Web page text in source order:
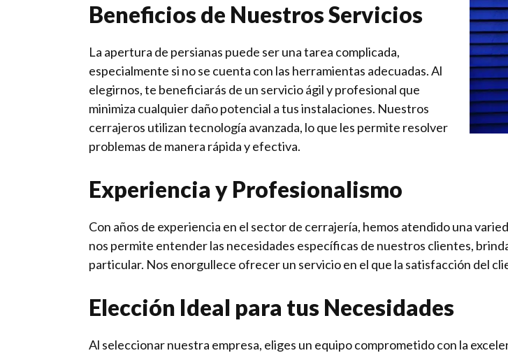
Beneficios de Nuestros Servicios
La apertura de persianas puede ser una tarea complicada,
especialmente si no se cuenta con las herramientas adecuadas. Al
elegirnos, te beneficiarás de un servicio ágil y profesional que
minimiza cualquier daño potencial a tus instalaciones. Nuestros
cerrajeros utilizan tecnología avanzada, lo que les permite resolver
problemas de manera rápida y efectiva.
Experiencia y Profesionalismo
Con años de experiencia en el sector de cerrajería, hemos atendido una
nos permite entender las necesidades específicas de nuestros clientes,
particular. Nos enorgullece ofrecer un servicio en el que la satisfacción del
Elección Ideal para tus Necesidades
Al seleccionar nuestra empresa, eliges un equipo comprometido con la